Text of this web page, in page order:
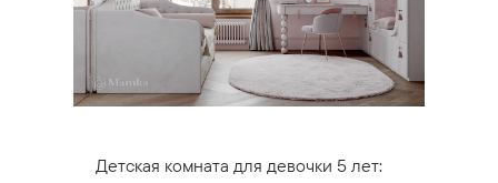
Детская комната для девочки 5 лет: